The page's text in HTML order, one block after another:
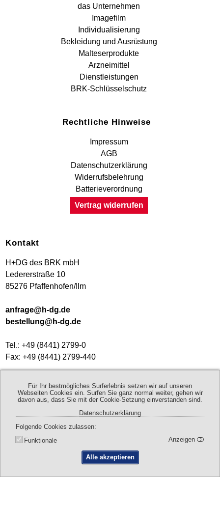
Für Ihr bestmögliches Surferlebnis setzen wir auf unseren
Webseiten Cookies ein. Surfen Sie ganz normal weiter, gehen wir
davon aus, dass Sie mit der Cookie-Setzung einverstanden sind.
Datenschutzerklärung
Folgende Cookies zulassen
Funktionale Anzeigen
Alle akzeptieren
das Unternehmen
Imagefilm
Individualisierung
Bekleidung und Ausrüstung
Malteserprodukte
Arzneimittel
Dienstleistungen
BRK-Schlüsselschutz
Rechtliche Hinweise
Impressum
AGB
Datenschutzerklärung
Widerrufsbelehrung
Batterieverordnung
Vertrag widerrufen
Kontakt
H+DG des BRK mbH
Ledererstraße 10
85276 Pfaffenhofen/Ilm
anfrage@h-dg.de
bestellung@h-dg.de
Tel.: +49 (8441) 2799-0
Fax: +49 (8441) 2799-440
Mo - Do 8:00 - 17:00 Uhr
Fr 8:00 - 13:00 Uhr
Kontaktdaten
Anfahrt